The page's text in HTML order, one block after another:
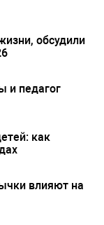
обсудили
и педагог
как
влияют на